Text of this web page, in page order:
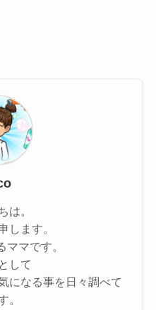
は。
します。
ママです。
して
になる事を日々調べて
。